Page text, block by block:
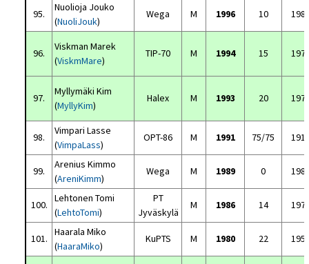
95.
Nuolioja Jouko
(NuoliJouk)
Wega M 1996 10
96.
Viskman Marek
(ViskmMare)
TIP-70 M 1994 15
97.
Myllymäki Kim
(MyllyKim)
Halex M 1993 20
98.
Vimpari Lasse
(VimpaLass)
OPT-86 M 1991 75/75
99.
Arenius Kimmo
(AreniKimm)
Wega M 1989 0
100.
Lehtonen Tomi
(LehtoTomi)
PT
Jyväskylä
M 1986 14
101.
Haarala Miko
(HaaraMiko)
KuPTS M 1980 22